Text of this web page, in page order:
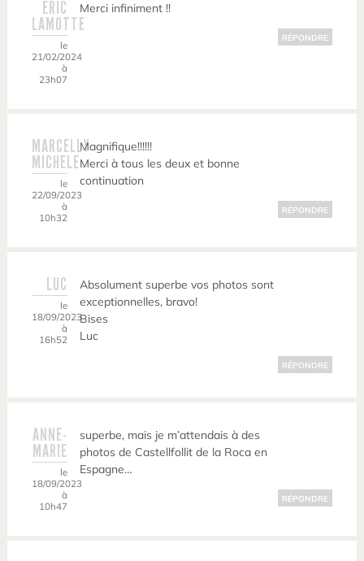
ERIC
LAMOTTE
le
21/02/2024
à
23h07
Merci infiniment !!
RÉPONDRE
MARCELLY
MICHELE
le
22/09/2023
à
10h32
Magnifique!!!!!!
Merci à tous les deux et bonne
continuation
RÉPONDRE
LUC
le
18/09/2023
à
16h52
Absolument superbe vos photos sont
exceptionnelles, bravo!
Bises
Luc
RÉPONDRE
ANNE-
MARIE
le
18/09/2023
à
10h47
superbe, mais je m’attendais à des
photos de Castellfollit de la Roca en
Espagne…
RÉPONDRE